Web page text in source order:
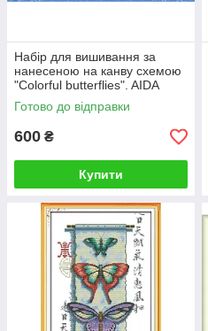
Набір для вишивання за
нанесеною на канву схемою
"Colorful butterflies". AIDA
14CT printed, 38*33 см
Готово до відправки
600 ₴
Купити